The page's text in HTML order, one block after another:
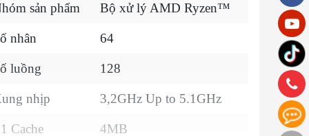
sản phẩm Bộ xử lý AMD Ryzen™
nhân 64
luồng 128
nhịp 3,2GHz Up to 5.1GHz
Cache 4MB